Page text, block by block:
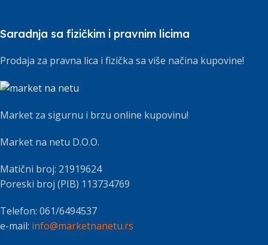
Saradnja sa fizičkim i pravnim licima
Prodaja za pravna lica i fizička sa više načina kupovine!
Market za sigurnu i brzu online kupovinu!
Market na netu D.O.O.
Matični broj: 21919624
Poreski broj (PIB) 113734769
Telefon: 061/6494537
e-mail: info@marketnanetu.rs